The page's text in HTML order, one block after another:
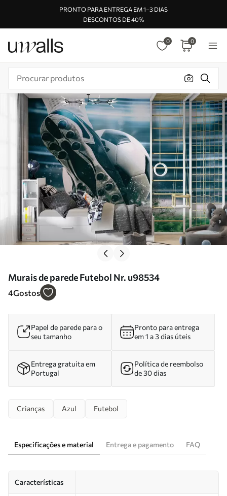
PRONTO PARA ENTREGA EM 1–3 DIAS
DESCONTOS DE 40%
0 0
Murais de parede Futebol Nr. u98534
4Gostos
Papel de parede para o
seu tamanho
Pronto para entrega
em 1 a 3 dias úteis
Entrega gratuita em
Portugal
Política de reembolso
de 30 dias
Crianças Azul Futebol
Especificações e material Entrega e pagamento FAQ
Características